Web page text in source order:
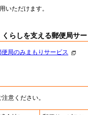
いただけます。
くらしを支える郵便局サ
便局のみまもりサービス
意ください。